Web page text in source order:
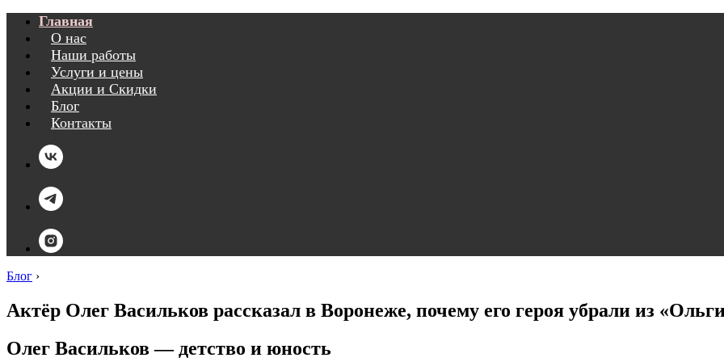
Главная
О нас
Наши работы
Услуги и цены
Акции и Скидки
Блог
Контакты
Блог ›
Актёр Олег Васильков рассказал в Воронеже, почему его героя убрали из
Олег Васильков ― детство и юность